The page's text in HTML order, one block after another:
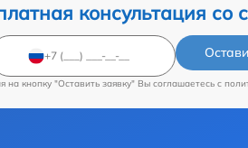
консультация со
на кнопку "Оставить заявку" Вы соглашаетесь c